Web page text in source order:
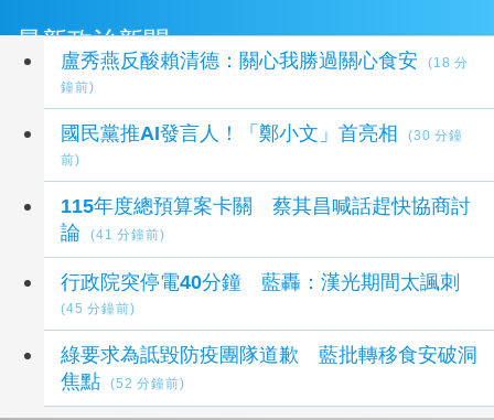
最新政治新聞
盧秀燕反酸賴清德：關心我勝過關心食安
(18 分
鐘前)
國民黨推AI發言人！「鄭小文」首亮相
(30 分鐘
前)
115年度總預算案卡關 蔡其昌喊話趕快協商討
論
(41 分鐘前)
行政院突停電40分鐘 藍轟：漢光期間太諷刺
(45 分鐘前)
綠要求為詆毀防疫團隊道歉 藍批轉移食安破洞
焦點
(52 分鐘前)